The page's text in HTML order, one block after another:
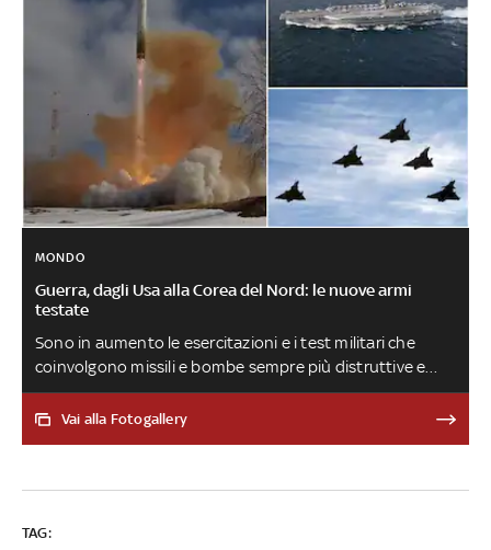
MONDO
Guerra, dagli Usa alla Corea del Nord: le nuove armi
testate
Sono in aumento le esercitazioni e i test militari che
coinvolgono missili e bombe sempre più distruttive e
letali. Dai missili balistici di Kim Jong-un, fino al Sarmat
che dalla Russia è in grado di raggiungere in pochi minuti
Vai alla Fotogallery
TAG: